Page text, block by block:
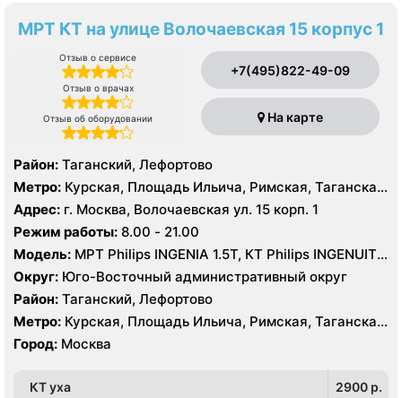
МРТ КТ на улице Волочаевская 15 корпус 1
Отзыв о сервисе
Отзыв о врачах
Отзыв об оборудовании
+7(495)822-49-09
На карте
Район: Таганский, Лефортово
Метро: Курская, Площадь Ильича, Римская, Таганская,
Чкаловская
Адрес: г. Москва, Волочаевская ул. 15 корп. 1
Режим работы: 8.00 - 21.00
Модель: МРТ Philips INGENIA 1.5Т, КТ Philips INGENUITY
ELITE 128 срезов
Округ: Юго-Восточный административный округ
Район: Таганский, Лефортово
Метро: Курская, Площадь Ильича, Римская, Таганская,
Чкаловская
Город: Москва
КТ уха 2900 p.